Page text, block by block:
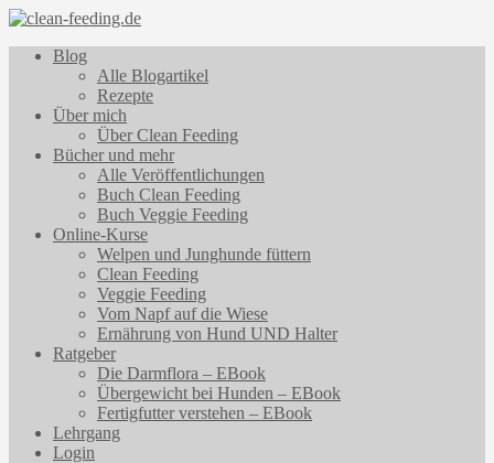
Blog
Alle Blogartikel
Rezepte
Über mich
Über Clean Feeding
Bücher und mehr
Alle Veröffentlichungen
Buch Clean Feeding
Buch Veggie Feeding
Online-Kurse
Welpen und Junghunde füttern
Clean Feeding
Veggie Feeding
Vom Napf auf die Wiese
Ernährung von Hund UND Halter
Ratgeber
Die Darmflora – EBook
Übergewicht bei Hunden – EBook
Fertigfutter verstehen – EBook
Lehrgang
Login